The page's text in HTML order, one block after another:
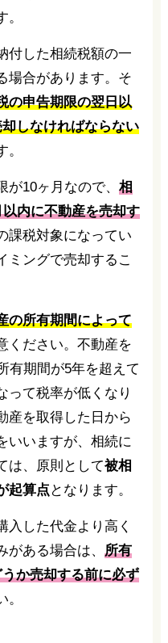
付した相続税額の一
場合があります。そ
の申告期限の翌日以
しなければならない
10ヶ月なので、 相
内に不動産を売却す
課税対象になってい
ミングで売却するこ
の所有期間によって
ください。不動産を
有期間が5年を超えて
って税率が低くなり
産を取得した日から
いいますが、相続に
は、原則として被相
起算点 となります。
入した代金より高く
ある場合は、 所有
か売却する前に必ず